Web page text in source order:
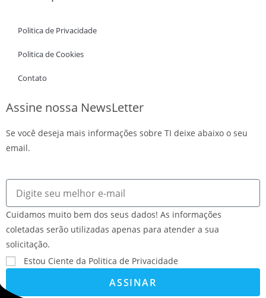
Politica de Privacidade
Politica de Cookies
Contato
Assine nossa NewsLetter
Se você deseja mais informações sobre TI deixe abaixo o seu
email.
Cuidamos muito bem dos seus dados! As informações
coletadas serão utilizadas apenas para atender a sua
solicitação.
Estou Ciente da Politica de Privacidade
ASSINAR